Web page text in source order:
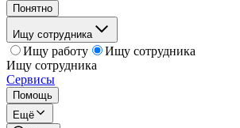
Понятно
Ищу сотрудника
Ищу работу
Ищу сотрудника
Ищу сотрудника
Сервисы
Помощь
Ещё